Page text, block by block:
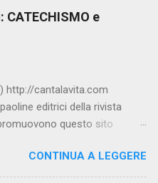
CATECHISMO e
http://cantalavita.com
editrici della rivista
questo sito
Carimo **
CONTINUA A LEGGERE